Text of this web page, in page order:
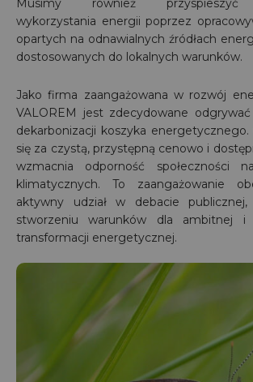
Musimy również przyspieszyć
wykorzystania energii poprzez
opartych na odnawialnych źródłach
dostosowanych do lokalnych warunków.
Jako firma zaangażowana w rozwój
VALOREM jest zdecydowane
dekarbonizacji koszyka energetycznego.
się za czystą, przystępną cenowo i
wzmacnia odporność społeczności
klimatycznych. To zaangażowanie
aktywny udział w debacie
stworzeniu warunków dla ambitnej i
transformacji energetycznej.